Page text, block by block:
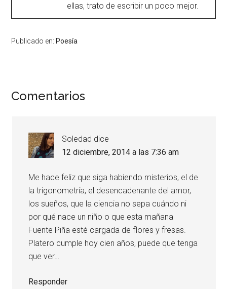
ellas, trato de escribir un poco mejor.
Publicado en: Poesía
Comentarios
Soledad dice
12 diciembre, 2014 a las 7:36 am
Me hace feliz que siga habiendo misterios, el de
la trigonometría, el desencadenante del amor,
los sueños, que la ciencia no sepa cuándo ni
por qué nace un niño o que esta mañana
Fuente Piña esté cargada de flores y fresas.
Platero cumple hoy cien años, puede que tenga
que ver…
Responder